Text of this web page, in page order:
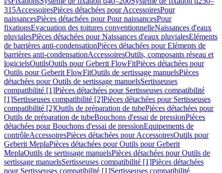
315AccessoiresPièces détachées pour AccessoiresPour
naissancesPièces détachées pour Pour naissancesPour
fixationsEvacuation des toitures conventionnelleNaissances d'eaux
pluvialesPièces détachées pour Naissances d'eaux pluvialesEléments
de barrières anti-condensationPièces détachées pour Eléments de
barrières anti-condensationAccessoiresOutils, composants réseau et
logicielsOutilsOutils pour Geberit FlowFitPièces détachées pour
Outils pour Geberit FlowFitOutils de sertissage manuelsPièces
détachées pour Outils de sertissage manuelsSertisseuses
compatibilité [1]Pièces détachées pour Sertisseuses compatibilité
[1]Sertisseuses compatibilité [2]Pièces détachées pour Sertisseuses
compatibilité [2]Outils de préparation de tubePièces détachées pour
Outils de préparation de tubeBouchons d'essai de pressionPièces
détachées pour Bouchons d'essai de pressionEquipements de
contrôleAccessoiresPièces détachées pour AccessoiresOutils pour
Geberit MeplaPièces détachées pour Outils pour Geberit
MeplaOutils de sertissage manuelsPièces détachées pour Outils de
sertissage manuelsSertisseuses compatibilité [1]Pièces détachées
pour Sertisseuses compatibilité [1]Sertisseuses compatibilité